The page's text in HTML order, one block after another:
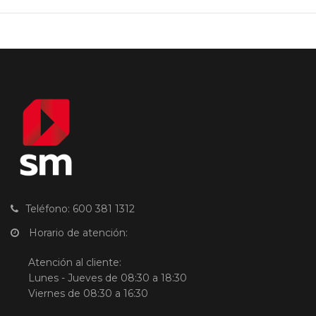
Teléfono: 600 381 1312
Horario de atención:
Atención al cliente:
Lunes - Jueves de 08:30 a 18:30
Viernes de 08:30 a 16:30